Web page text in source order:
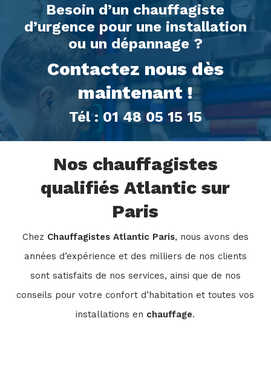
Besoin d’un chauffagiste
d’urgence pour une installation
ou un dépannage ?
Contactez nous dès
maintenant !
Tél : 01 48 05 15 15
Nos chauffagistes
qualifiés Atlantic sur
Paris
Chez Chauffagistes Atlantic Paris, nous avons des
années d’expérience et des milliers de nos clients
sont satisfaits de nos services, ainsi que de nos
conseils pour votre confort d’habitation et toutes vos
installations en chauffage.